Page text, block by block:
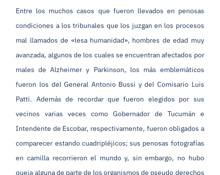
Entre los muchos casos que fueron llevados en penosas
condiciones a los tribunales que los juzgan en los procesos
mal llamados de «lesa humanidad», hombres de edad muy
avanzada, algunos de los cuales se encuentran afectados por
males de Alzheimer y Parkinson, los más emblemáticos
fueron los del General Antonio Bussi y del Comisario Luis
Patti. Además de recordar que fueron elegidos por sus
vecinos varias veces como Gobernador de Tucumán e
Intendente de Escobar, respectivamente, fueron obligados a
comparecer estando cuadripléjicos; sus penosas fotografías
en camilla recorrieron el mundo y, sin embargo, no hubo
queja alguna de parte de los organismos de pseudo derechos